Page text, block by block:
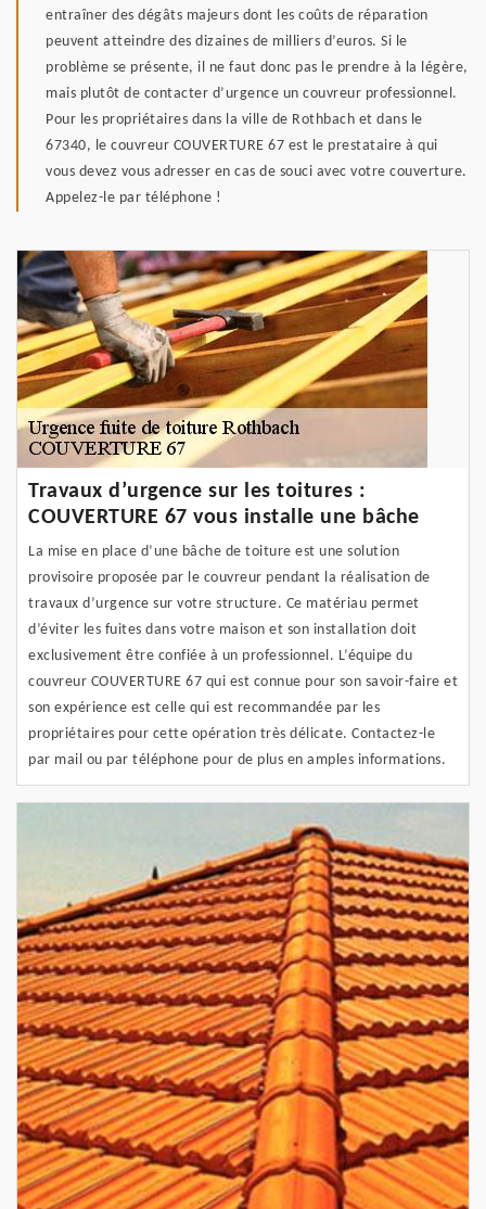
entraîner des dégâts majeurs dont les coûts de réparation
peuvent atteindre des dizaines de milliers d’euros. Si le
problème se présente, il ne faut donc pas le prendre à la légère,
mais plutôt de contacter d’urgence un couvreur professionnel.
Pour les propriétaires dans la ville de Rothbach et dans le
67340, le couvreur COUVERTURE 67 est le prestataire à qui
vous devez vous adresser en cas de souci avec votre couverture.
Appelez-le par téléphone !
Travaux d’urgence sur les toitures :
COUVERTURE 67 vous installe une bâche
La mise en place d’une bâche de toiture est une solution
provisoire proposée par le couvreur pendant la réalisation de
travaux d’urgence sur votre structure. Ce matériau permet
d’éviter les fuites dans votre maison et son installation doit
exclusivement être confiée à un professionnel. L’équipe du
couvreur COUVERTURE 67 qui est connue pour son savoir-faire et
son expérience est celle qui est recommandée par les
propriétaires pour cette opération très délicate. Contactez-le
par mail ou par téléphone pour de plus en amples informations.